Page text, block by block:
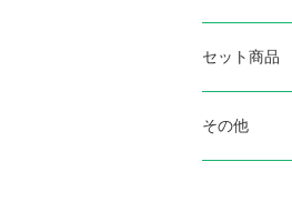
セット商品
その他